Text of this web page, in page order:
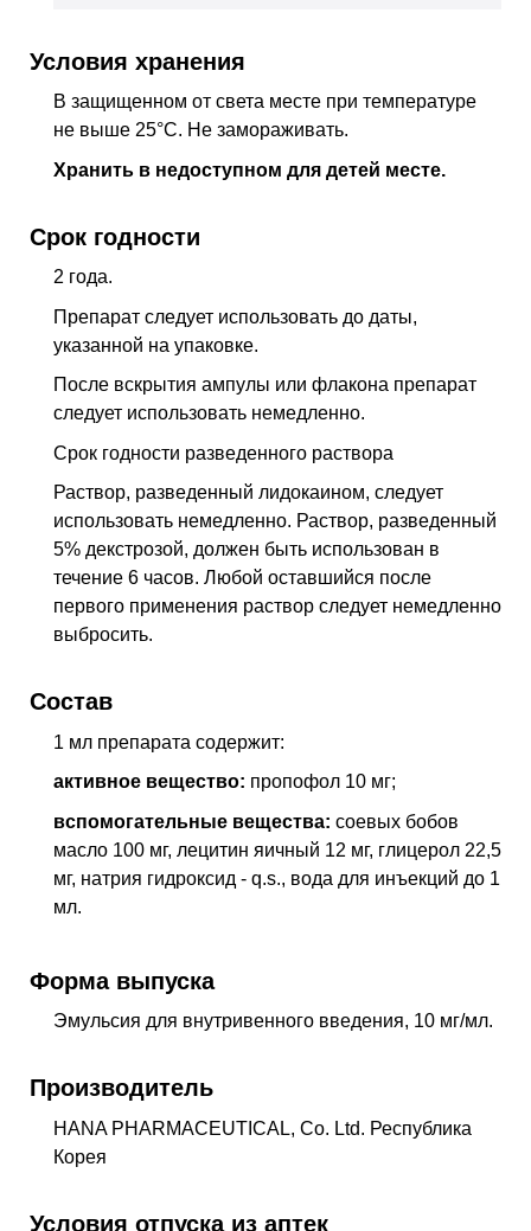
Условия хранения
В защищенном от света месте при температуре
не выше 25°С. Не замораживать.
Хранить в недоступном для детей месте.
Срок годности
2 года.
Препарат следует использовать до даты,
указанной на упаковке.
После вскрытия ампулы или флакона препарат
следует использовать немедленно.
Срок годности разведенного раствора
Раствор, разведенный лидокаином, следует
использовать немедленно. Раствор, разведенный
5% декстрозой, должен быть использован в
течение 6 часов. Любой оставшийся после
первого применения раствор следует немедленно
выбросить.
Состав
1 мл препарата содержит:
активное вещество: пропофол 10 мг;
вспомогательные вещества: соевых бобов
масло 100 мг, лецитин яичный 12 мг, глицерол 22,5
мг, натрия гидроксид - q.s., вода для инъекций до 1
мл.
Форма выпуска
Эмульсия для внутривенного введения, 10 мг/мл.
Производитель
HANA PHARMACEUTICAL, Co. Ltd. Республика
Корея
Условия отпуска из аптек